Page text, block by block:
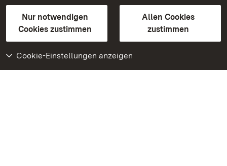
Nur notwendigen
Cookies zustimmen
Allen Cookies
zustimmen
Cookie-Einstellungen anzeigen
GebärdenspracheLeichte Sprache
Erklärung zur Barrierefreiheit
BITV-konform (geprüfte Seiten)
Weiteres